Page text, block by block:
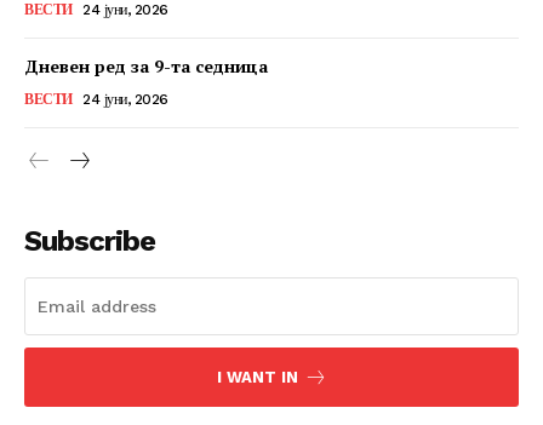
ВЕСТИ 24 јуни, 2026
Дневен ред за 9-та седница
ВЕСТИ 24 јуни, 2026
Subscribe
I WANT IN